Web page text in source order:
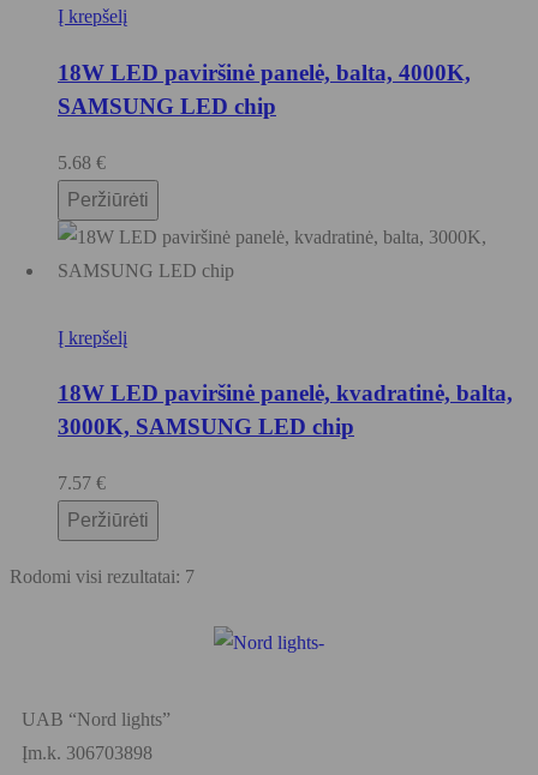
Į krepšelį
18W LED paviršinė panelė, balta, 4000K,
SAMSUNG LED chip
5.68 €
Peržiūrėti
Į krepšelį
18W LED paviršinė panelė, kvadratinė, balta,
3000K, SAMSUNG LED chip
7.57 €
Peržiūrėti
Rodomi visi rezultatai: 7
UAB “Nord lights”
Įm.k. 306703898